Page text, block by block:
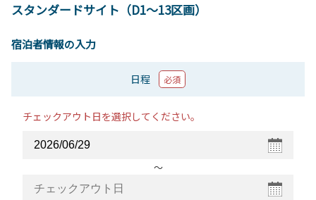
スタンダードサイト（D1～13区画）
宿泊者情報の入力
日程 必須
チェックアウト日を選択してください。
〜